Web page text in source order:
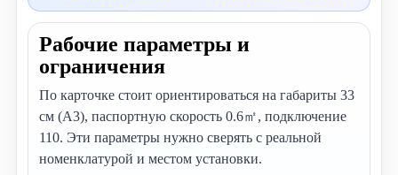
Рабочие параметры и
ограничения
По карточке стоит ориентироваться на габариты 33
см (A3), паспортную скорость 0.6㎡, подключение
110. Эти параметры нужно сверять с реальной
номенклатурой и местом установки.